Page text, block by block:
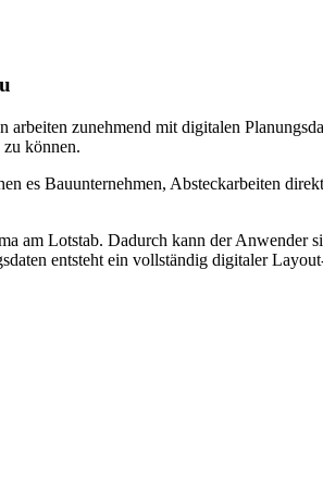
arbeiten zunehmend mit digitalen
können.
es Bauunternehmen, Absteckarbeiten
am Lotstab. Dadurch kann der Anwender
entsteht ein vollständig digitaler